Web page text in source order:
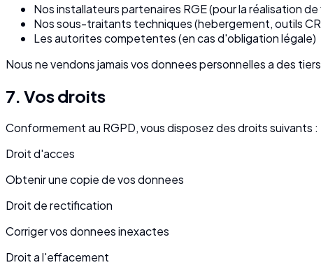
Nos installateurs partenaires RGE (pour la réalisation
Nos sous-traitants techniques (hebergement, outils
Les autorites competentes (en cas d'obligation légale)
Nous ne vendons jamais vos donnees personnelles a des
7. Vos droits
Conformement au RGPD, vous disposez des droits suivants :
Droit d'acces
Obtenir une copie de vos donnees
Droit de rectification
Corriger vos donnees inexactes
Droit a l'effacement